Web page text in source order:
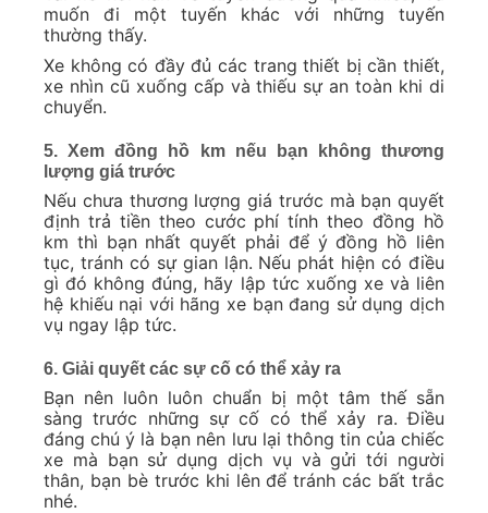
muốn đi một tuyến khác với những tuyến
thường thấy.
Xe không có đầy đủ các trang thiết bị cần thiết,
xe nhìn cũ xuống cấp và thiếu sự an toàn khi di
chuyển.
5. Xem đồng hồ km nếu bạn không thương
lượng giá trước
Nếu chưa thương lượng giá trước mà bạn quyết
định trả tiền theo cước phí tính theo đồng hồ
km thì bạn nhất quyết phải để ý đồng hồ liên
tục, tránh có sự gian lận. Nếu phát hiện có điều
gì đó không đúng, hãy lập tức xuống xe và liên
hệ khiếu nại với hãng xe bạn đang sử dụng dịch
vụ ngay lập tức.
6. Giải quyết các sự cố có thể xảy ra
Bạn nên luôn luôn chuẩn bị một tâm thế sẵn
sàng trước những sự cố có thể xảy ra. Điều
đáng chú ý là bạn nên lưu lại thông tin của chiếc
xe mà bạn sử dụng dịch vụ và gửi tới người
thân, bạn bè trước khi lên để tránh các bất trắc
nhé.